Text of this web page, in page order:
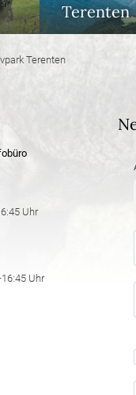
Terenten
Terenten
Uhr
Uhr